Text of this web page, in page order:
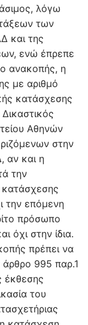
λόγω
των
και της
ενώ έπρεπε
ανακοπής, η
με αριθμό
κατάσχεσης
Αθηνών
στην
αν και η
την
την επόμενη
πρόσωπο
όχι στην ίδια.
πρέπει να
995 παρ.1
έκθεσης
του